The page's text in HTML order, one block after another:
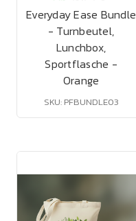
Everyday Ease Bundle
- Turnbeutel,
Lunchbox,
Sportflasche -
Orange
SKU: PFBUNDLE03